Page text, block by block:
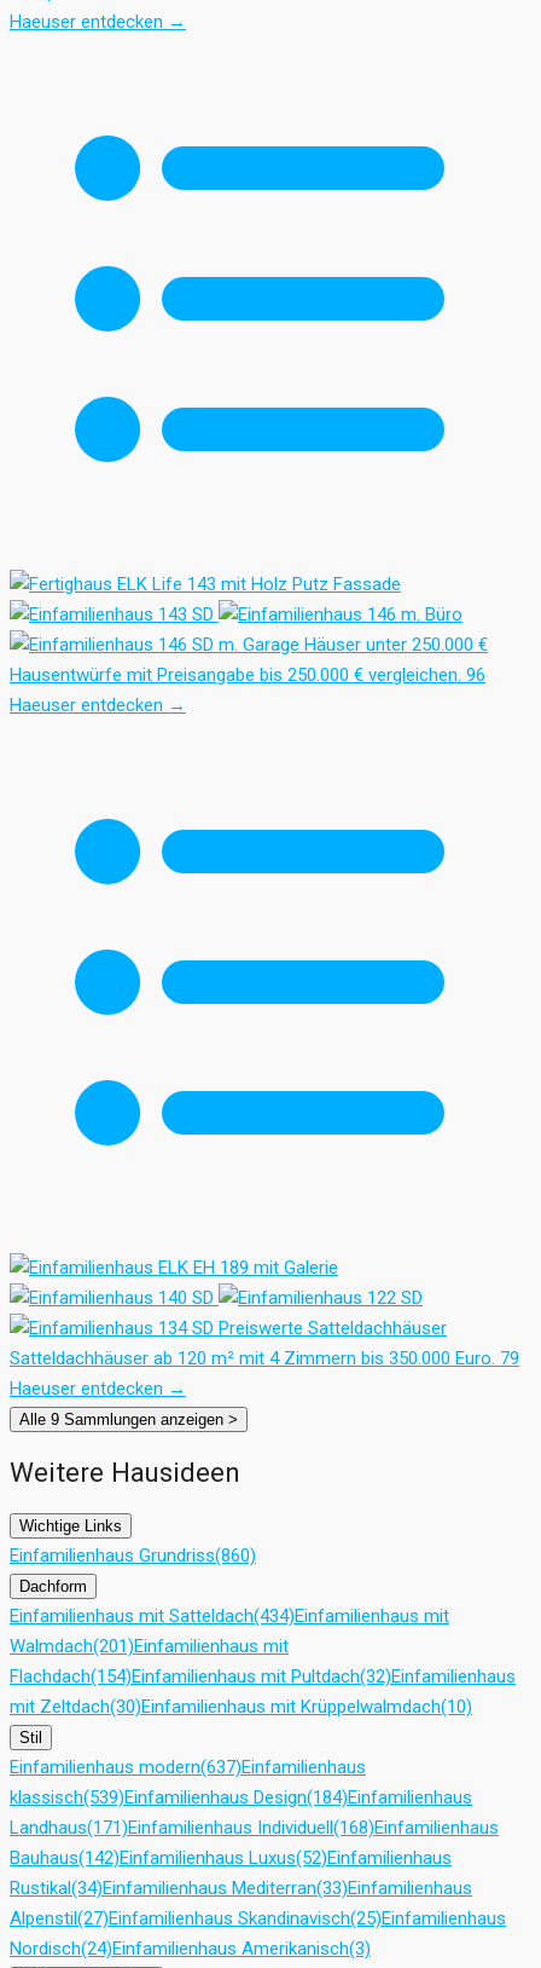
Haeuser entdecken →
Häuser unter 250.000 €
Hausentwürfe mit Preisangabe bis 250.000 € vergleichen. 96
Haeuser entdecken →
Preiswerte Satteldachhäuser
Satteldachhäuser ab 120 m² mit 4 Zimmern bis 350.000 Euro. 79
Haeuser entdecken →
Alle 9 Sammlungen anzeigen >
Weitere Hausideen
Wichtige Links
Einfamilienhaus Grundriss(860)
Dachform
Einfamilienhaus mit Satteldach(434)Einfamilienhaus mit
Walmdach(201)Einfamilienhaus mit
Flachdach(154)Einfamilienhaus mit Pultdach(32)Einfamilienhaus
mit Zeltdach(30)Einfamilienhaus mit Krüppelwalmdach(10)
Stil
Einfamilienhaus modern(637)Einfamilienhaus
klassisch(539)Einfamilienhaus Design(184)Einfamilienhaus
Landhaus(171)Einfamilienhaus Individuell(168)Einfamilienhaus
Bauhaus(142)Einfamilienhaus Luxus(52)Einfamilienhaus
Rustikal(34)Einfamilienhaus Mediterran(33)Einfamilienhaus
Alpenstil(27)Einfamilienhaus Skandinavisch(25)Einfamilienhaus
Nordisch(24)Einfamilienhaus Amerikanisch(3)